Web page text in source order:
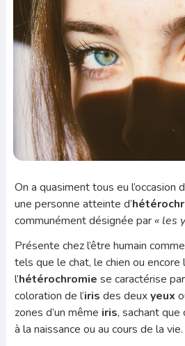
On a quasiment tous eu l’occasion
une personne atteinte d’
communément désignée par « les
Présente chez l’être humain
tels que le chat, le chien ou encore
l’hétérochromie se caractérise
coloration de l’iris des deuxyeux
zones d’un même iris, sachant
à la naissance ou au cours de la vie.